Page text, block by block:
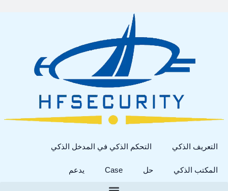
التعريف الذكي التحكم الذكي في المدخل الذكي
المكتب الذكي حل Case يدعم